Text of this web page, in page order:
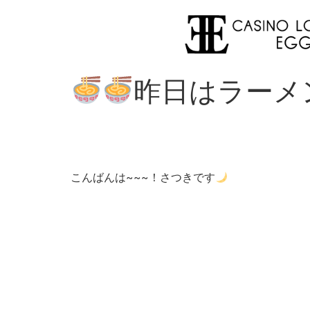
昨日はラーメ
こんばんは~~~！さつきです